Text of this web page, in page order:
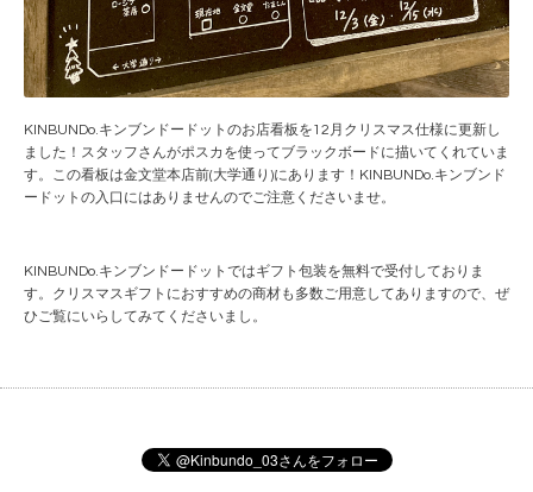
KINBUNDo.キンブンドードットのお店看板を12月クリスマス仕様に更新し
ました！スタッフさんがポスカを使ってブラックボードに描いてくれていま
す。この看板は金文堂本店前(大学通り)にあります！KINBUNDo.キンブンド
ードットの入口にはありませんのでご注意くださいませ。
KINBUNDo.キンブンドードットではギフト包装を無料で受付しておりま
す。クリスマスギフトにおすすめの商材も多数ご用意してありますので、ぜ
ひご覧にいらしてみてくださいまし。